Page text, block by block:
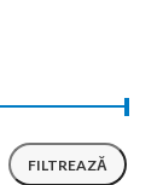
FILTREAZĂ